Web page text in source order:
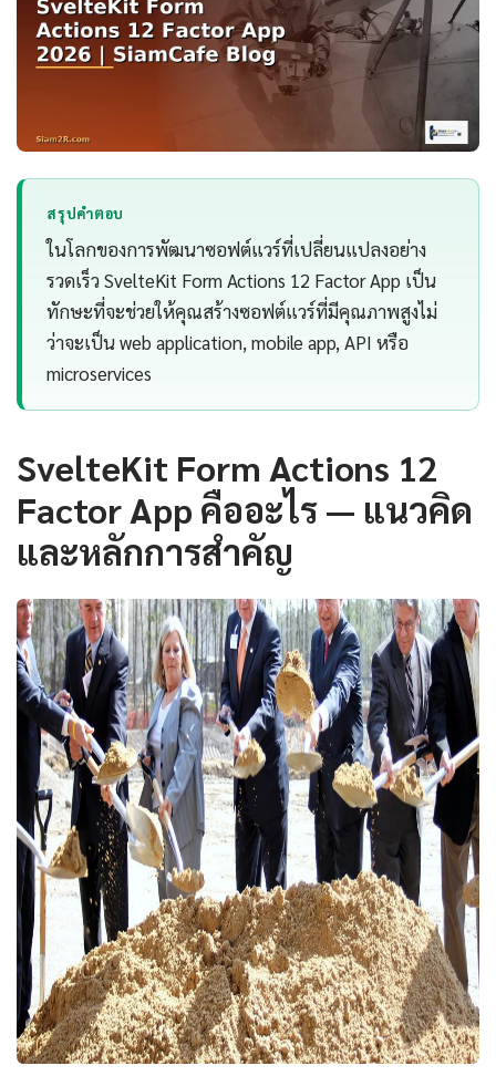
สรุปคำตอบ
ในโลกของการพัฒนาซอฟต์แวร์ที่เปลี่ยนแปลงอย่าง
รวดเร็ว SvelteKit Form Actions 12 Factor App เป็น
ทักษะที่จะช่วยให้คุณสร้างซอฟต์แวร์ที่มีคุณภาพสูงไม่
ว่าจะเป็น web application, mobile app, API หรือ
microservices
SvelteKit Form Actions 12
Factor App คืออะไร — แนวคิด
และหลักการสำคัญ